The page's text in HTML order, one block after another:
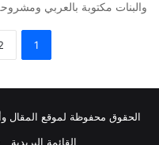
والبنات مكتوبة بالعربي
1
الحقوق محفوظة لموقع المقال
القائمة البريدية